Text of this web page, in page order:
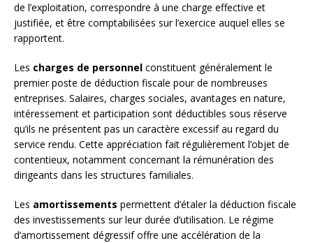
de l’exploitation, correspondre à une charge effective et
justifiée, et être comptabilisées sur l’exercice auquel elles se
rapportent.
Les charges de personnel constituent généralement le
premier poste de déduction fiscale pour de nombreuses
entreprises. Salaires, charges sociales, avantages en nature,
intéressement et participation sont déductibles sous réserve
qu’ils ne présentent pas un caractère excessif au regard du
service rendu. Cette appréciation fait régulièrement l’objet de
contentieux, notamment concernant la rémunération des
dirigeants dans les structures familiales.
Les amortissements permettent d’étaler la déduction fiscale
des investissements sur leur durée d’utilisation. Le régime
d’amortissement dégressif offre une accélération de la